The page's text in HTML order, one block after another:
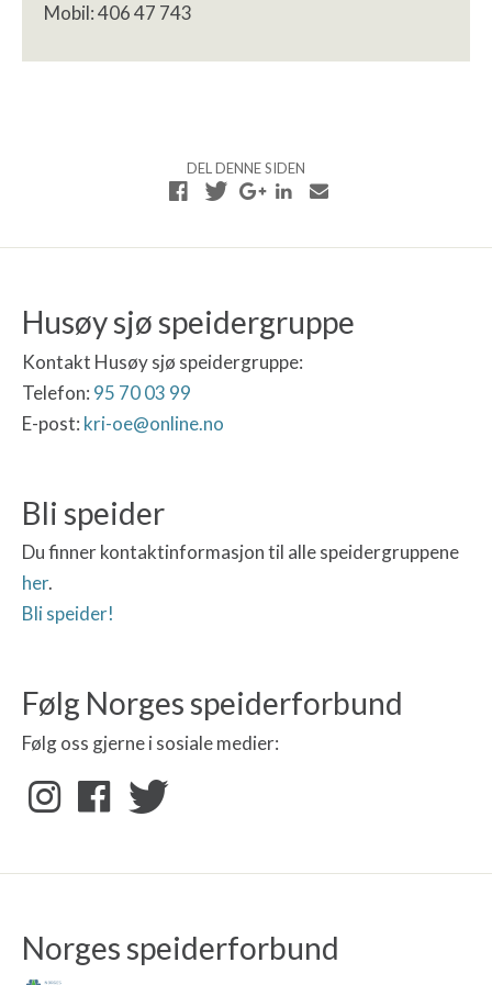
Mobil: 406 47 743
DEL DENNE SIDEN
Husøy sjø speidergruppe
Kontakt Husøy sjø speidergruppe:
Telefon: 95 70 03 99
E-post: kri-oe@online.no
Bli speider
Du finner kontaktinformasjon til alle speidergruppene
her.
Bli speider!
Følg Norges speiderforbund
Følg oss gjerne i sosiale medier:
Norges speiderforbund